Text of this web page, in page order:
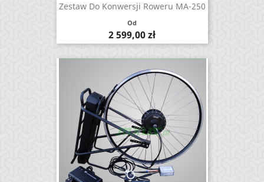
Zestaw Do Konwersji Roweru MA-250
Od
Cena
2 599,00 zł